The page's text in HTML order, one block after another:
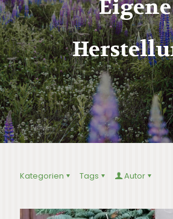
Eigene
Kategorien Tags Autor